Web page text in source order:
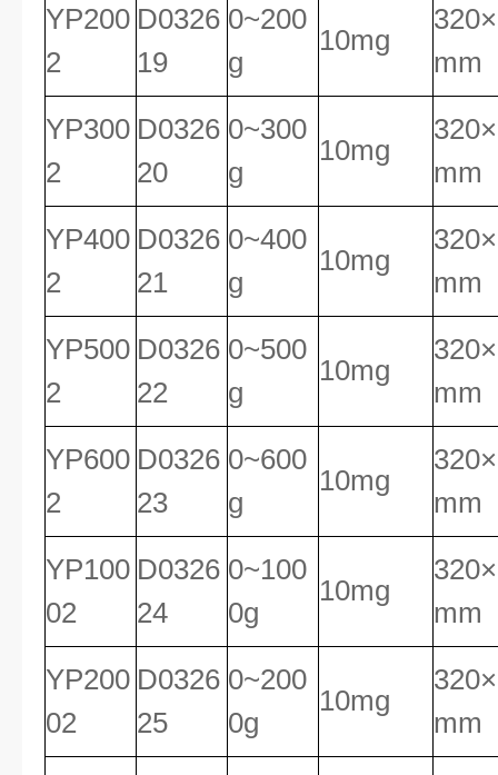
YP200
2
D0326
19
0~200
g
10mg
mm
YP300
2
D0326
20
0~300
g
10mg
mm
YP400
2
D0326
21
0~400
g
10mg
mm
YP500
2
D0326
22
0~500
g
10mg
mm
YP600
2
D0326
23
0~600
g
10mg
mm
YP100
02
D0326
24
0~100
0g
10mg
mm
YP200
02
D0326
25
0~200
0g
10mg
mm